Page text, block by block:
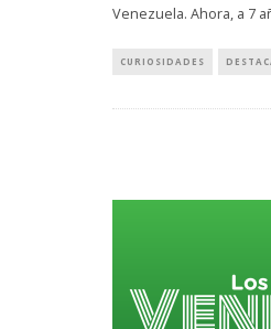
Venezuela. Ahora, a 7
CURIOSIDADES